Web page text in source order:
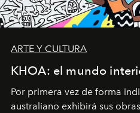
ARTE Y CULTURA
KHOA: el mundo
Por primera vez de forma
australiano exhibirá sus